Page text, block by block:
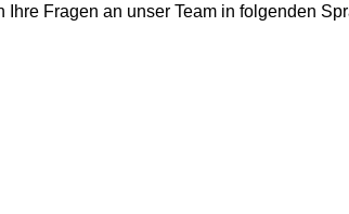
Fragen an unser Team in folgenden